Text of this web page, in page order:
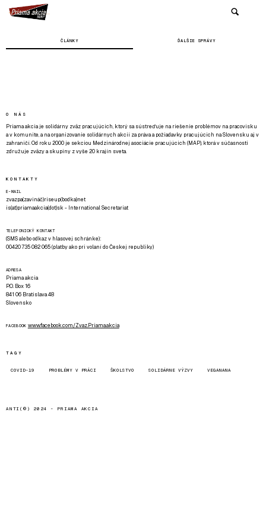
ČLÁNKY ĎALŠIE SPRÁVY
O NÁS
Priama akcia je solidárny zväz pracujúcich, ktorý sa sústreďuje na riešenie problémov na pracovisku
a v komunite, a na organizovanie solidárnych akcií za práva a požiadavky pracujúcich na Slovensku aj v
zahraničí. Od roku 2000 je sekciou Medzinárodnej asociácie pracujúcich (MAP), ktorá v súčasnosti
združuje zväzy a skupiny z vyše 20 krajín sveta.
KONTAKTY
E-MAIL
zvazpa(zavináč)riseup(bodka)net
is(at)priamaakcia(dot)sk - International Secretariat
TELEFONICKÝ KONTAKT
(SMS alebo odkaz v hlasovej schránke):
00420 735 082 065 (platby ako pri volaní do Českej republiky)
ADRESA
Priama akcia
P.O. Box 16
841 06 Bratislava 48
Slovensko
FACEBOOK www.facebook.com/Zvaz.Priama.akcia
TAGY
COVID-19 PROBLÉMY V PRÁCI ŠKOLSTVO SOLIDÁRNE VÝZVY VEGANANA
ANTI(©) 2024 - PRIAMA AKCIA